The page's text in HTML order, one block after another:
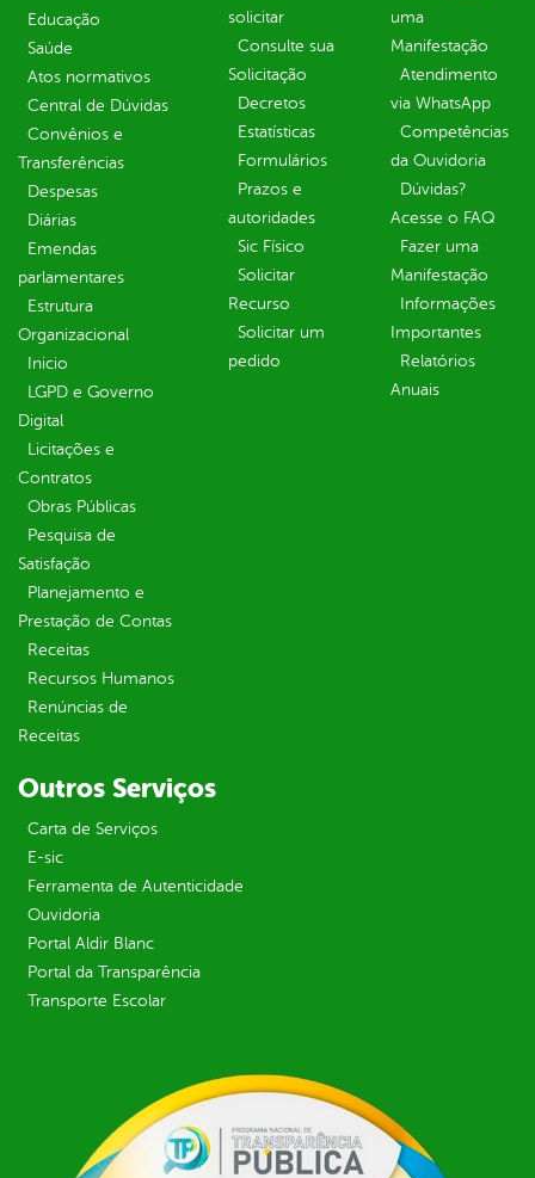
Educação
Saúde
Atos normativos
Central de Dúvidas
Convênios e
Transferências
Despesas
Diárias
Emendas
parlamentares
Estrutura
Organizacional
Inicio
LGPD e Governo
Digital
Licitações e
Contratos
Obras Públicas
Pesquisa de
Satisfação
Planejamento e
Prestação de Contas
Receitas
Recursos Humanos
Renúncias de
Receitas
solicitar
Consulte sua
Solicitação
Decretos
Estatísticas
Formulários
Prazos e
autoridades
Sic Físico
Solicitar
Recurso
Solicitar um
pedido
uma
Manifestação
Atendimento
via WhatsApp
Competências
da Ouvidoria
Dúvidas?
Acesse o FAQ
Fazer uma
Manifestação
Informações
Importantes
Relatórios
Anuais
Outros Serviços
Carta de Serviços
E-sic
Ferramenta de Autenticidade
Ouvidoria
Portal Aldir Blanc
Portal da Transparência
Transporte Escolar